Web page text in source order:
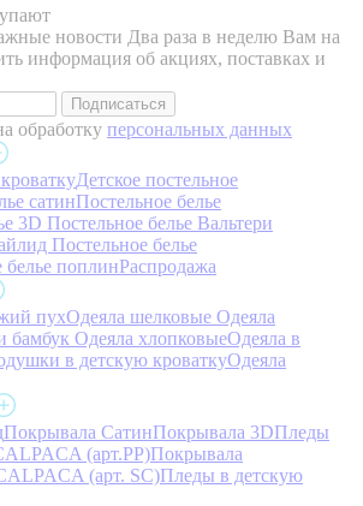
новости Два раза в неделю Вам на
информация об акциях, поставках и
обработку персональных данных
Детское постельное
сатинПостельное белье
3D Постельное белье Вальтери
Постельное белье
белье поплинРаспродажа
пухОдеяла шелковые Одеяла
бамбук Одеяла хлопковыеОдеяла в
в детскую кроваткуОдеяла
Покрывала СатинПокрывала 3DПледы
(арт.PP)Покрывала
(арт. SC)Пледы в детскую